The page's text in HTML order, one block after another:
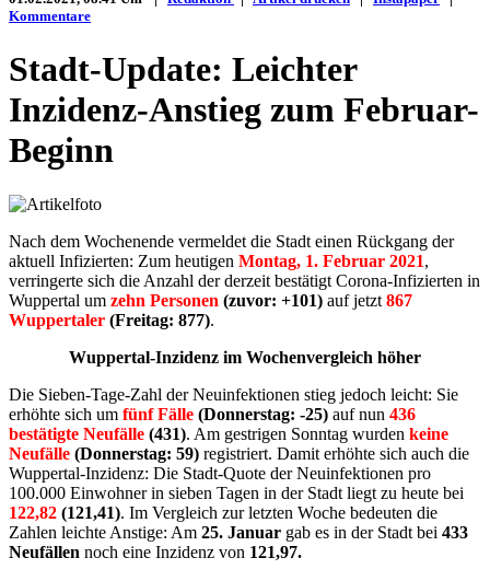
Kommentare
Stadt-Update: Leichter
Inzidenz-Anstieg zum Februar-
Beginn
Nach dem Wochenende vermeldet die Stadt einen Rückgang der
aktuell Infizierten: Zum heutigen Montag, 1. Februar 2021,
verringerte sich die Anzahl der derzeit bestätigt Corona-Infizierten in
Wuppertal um zehn Personen (zuvor: +101) auf jetzt 867
Wuppertaler (Freitag: 877).
Wuppertal-Inzidenz im Wochenvergleich höher
Die Sieben-Tage-Zahl der Neuinfektionen stieg jedoch leicht: Sie
erhöhte sich um fünf Fälle (Donnerstag: -25) auf nun 436
bestätigte Neufälle (431). Am gestrigen Sonntag wurden keine
Neufälle (Donnerstag: 59) registriert. Damit erhöhte sich auch die
Wuppertal-Inzidenz: Die Stadt-Quote der Neuinfektionen pro
100.000 Einwohner in sieben Tagen in der Stadt liegt zu heute bei
122,82 (121,41). Im Vergleich zur letzten Woche bedeuten die
Zahlen leichte Anstige: Am 25. Januar gab es in der Stadt bei 433
Neufällen noch eine Inzidenz von 121,97.